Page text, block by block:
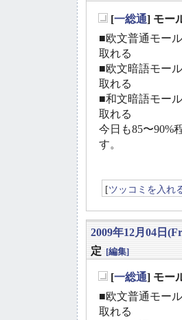
[一総通] モー
■欧文普通モー
取れる
■欧文暗語モー
取れる
■和文暗語モー
取れる
今日も85〜90%
す。
[ツッコミを入れ
2009年12月04日
定 [編集]
[一総通] モー
■欧文普通モー
取れる